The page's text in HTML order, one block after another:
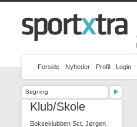
Forside Nyheder Profil Login
Klub/Skole
Bokseklubben Sct. Jørgen